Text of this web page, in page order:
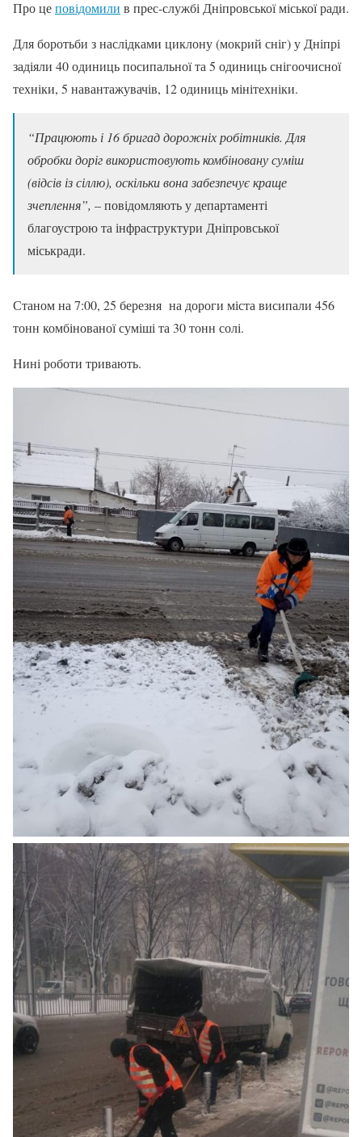
Про цеповідомили в прес-службі Дніпровської міської ради.
Для боротьби з наслідками циклону (мокрий сніг) у Дніпрі
задіяли 40 одиниць посипальної та 5 одиниць снігоочисної
техніки, 5 навантажувачів, 12 одиниць мінітехніки.
“Працюють і 16 бригад дорожніх робітників. Для
обробки доріг використовують комбіновану суміш
(відсів із сіллю), оскільки вона забезпечує краще
зчеплення”, – повідомляють у департаменті
благоустрою та інфраструктури Дніпровської
міськради.
Станом на 7:00, 25 березня на дороги міста висипали 456
тонн комбінованої суміші та 30 тонн солі.
Нині роботи тривають.